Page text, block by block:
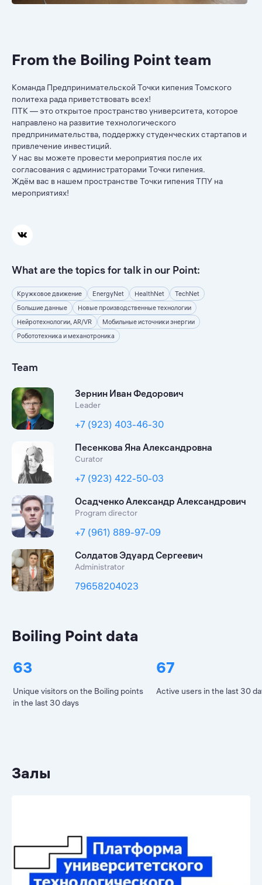
From the Boiling Point team
Команда Предпринимательской Точки кипения Томского
политеха рада приветствовать всех!
ПТК — это открытое пространство университета, которое
направлено на развитие технологического
предпринимательства, поддержку студенческих стартапов и
привлечение инвестиций.
У нас вы можете провести мероприятия после их
согласования с администраторами Точки rипения.
Ждём вас в нашем пространстве Точки rипения ТПУ на
мероприятиях!
What are the topics for talk in our Point:
Кружковое движение EnergyNet HealthNet
TechNet
Большие данные
Новые производственные технологии
Нейротехнологии, AR/VR
Мобильные источники энергии
Робототехника и механотроника
Team
Зернин Иван Федорович
Leader
+7 (923) 403-46-30
Песенкова Яна Александровна
Curator
+7 (923) 422-50-03
Осадченко Александр Александрович
Program director
+7 (961) 889-97-09
Солдатов Эдуард Сергеевич
Administrator
79658204023
Boiling Point data
63
Unique visitors on the Boiling points
in the last 30 days
67
Active users in the last 30
Залы